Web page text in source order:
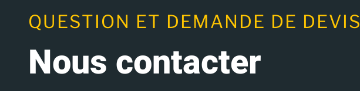
QUESTION ET DEMANDE DE DEVIS
Nous contacter